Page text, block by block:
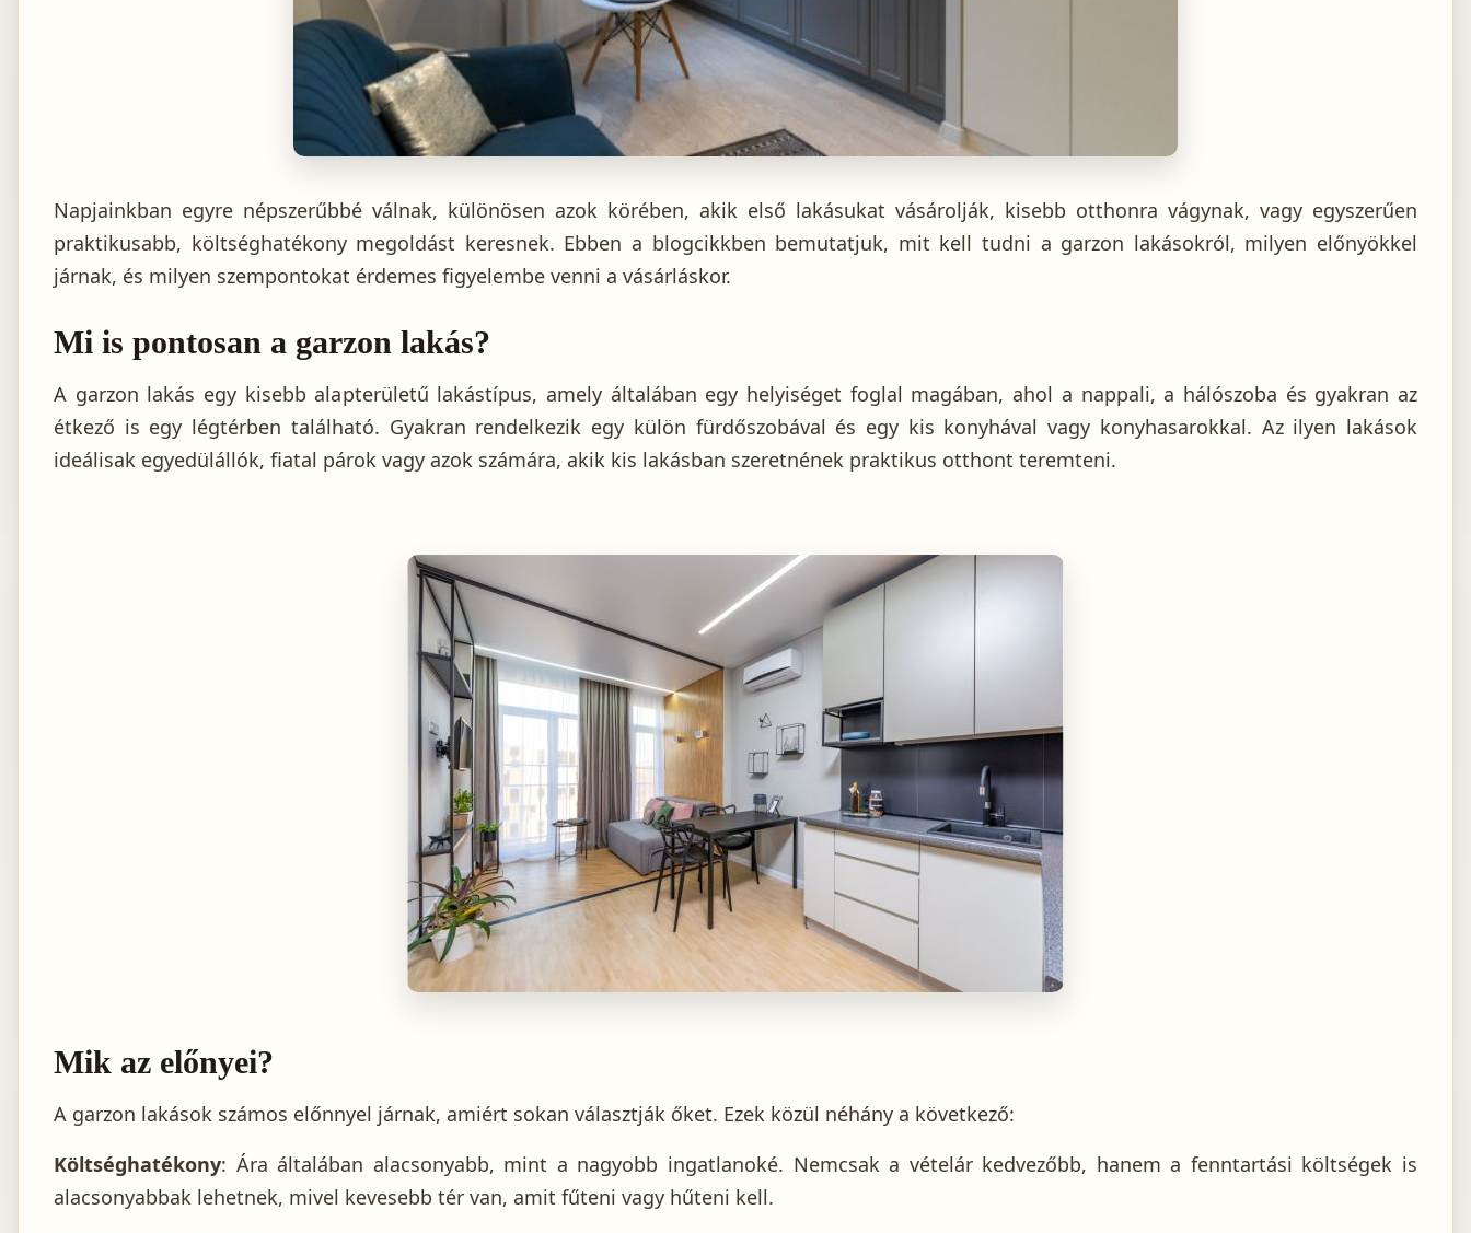
Napjainkban egyre népszerűbbé válnak, különösen azok körében, akik első lakásukat vásárolják, kisebb otthonra vágynak, vagy egyszerűen
praktikusabb, költséghatékony megoldást keresnek. Ebben a blogcikkben bemutatjuk, mit kell tudni a garzon lakásokról, milyen előnyökkel
járnak, és milyen szempontokat érdemes figyelembe venni a vásárláskor.
Mi is pontosan a garzon lakás?
A garzon lakás egy kisebb alapterületű lakástípus, amely általában egy helyiséget foglal magában, ahol a nappali, a hálószoba és gyakran az
étkező is egy légtérben található. Gyakran rendelkezik egy külön fürdőszobával és egy kis konyhával vagy konyhasarokkal. Az ilyen lakások
ideálisak egyedülállók, fiatal párok vagy azok számára, akik kis lakásban szeretnének praktikus otthont teremteni.
Mik az előnyei?
A garzon lakások számos előnnyel járnak, amiért sokan választják őket. Ezek közül néhány a következő:
Költséghatékony: Ára általában alacsonyabb, mint a nagyobb ingatlanoké. Nemcsak a vételár kedvezőbb, hanem a fenntartási költségek is
alacsonyabbak lehetnek, mivel kevesebb tér van, amit fűteni vagy hűteni kell.